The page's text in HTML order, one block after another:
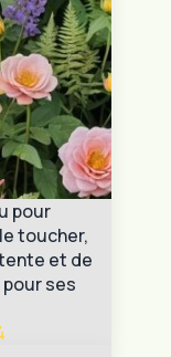
pour
toucher,
et de
ses